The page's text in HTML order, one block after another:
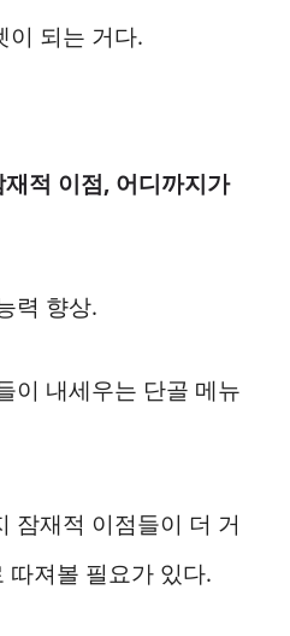
이 되는 거다.
재적 이점, 어디까지가
력 향상.
이 내세우는 단골 메뉴
잠재적 이점들이 더 거
따져볼 필요가 있다.